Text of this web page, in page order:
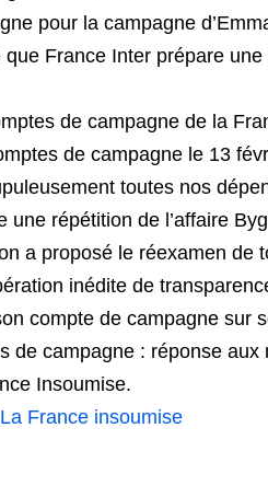
pour la campagne
France Inter prépare
de campagne de la
de campagne le 13
toutes nos
une répétition de l’affaire
a proposé le réexamen de
inédite de
compte de campagne sur
de campagne : réponse
Insoumise.
France insoumise